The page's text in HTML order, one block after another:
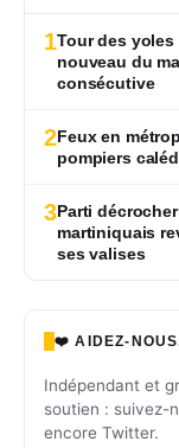
1Tour des yoles
nouveau du
consécutive
2Feux en
pompiers
3Parti
martiniquais
ses valises
❤️ AIDEZ-
Indépendant et
soutien : suivez-
encore Twitter.